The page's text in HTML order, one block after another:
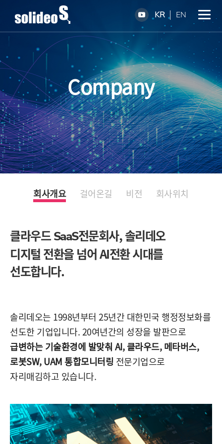
KR EN
Company
회사개요 걸어온길 비전 회사위치
클라우드SaaS전문회사,솔리데오
디지털 전환을 넘어 AI전환 시대를
선도합니다.
솔리데오는 1998년부터 25년간 대한민국 행정정보화를
선도한 기업입니다. 20여년간의 성장을 발판으로
급변하는 기술환경에 발맞춰 AI, 클라우드, 메타버스,
로봇SW, UAM 통합모니터링 전문기업으로
자리매김하고 있습니다.